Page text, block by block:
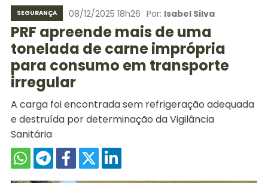
SEGURANÇA 08/12/2025 18h26 Por: Isabel Silva
PRF apreende mais de uma
tonelada de carne imprópria
para consumo em transporte
irregular
A carga foi encontrada sem refrigeração adequada
e destruída por determinação da Vigilância
Sanitária